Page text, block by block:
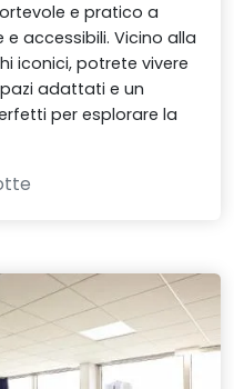
e pratico a
accessibili. Vicino alla
iconici, potrete vivere
adattati e un
per esplorare la